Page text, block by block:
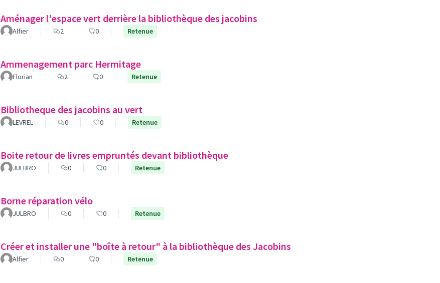
Aménager l'espace vert derrière la bibliothèque des jacobins
Alfier 2 0 Retenue
Ammenagement parc Hermitage
Florian 2 0 Retenue
Bibliotheque des jacobins au vert
LEVREL 0 0 Retenue
Boite retour de livres empruntés devant bibliothèque
JULBRO 0 0 Retenue
Borne réparation vélo
JULBRO 0 0 Retenue
Créer et installer une "boîte à retour" à la bibliothèque des Jacobins
Alfier 0 0 Retenue